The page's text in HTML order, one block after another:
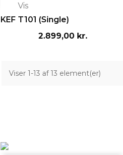
Vis
KEF T101 (single)
2.899,00 kr.
Viser 1-13 af 13 element(er)